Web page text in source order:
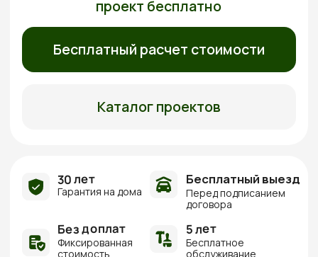
стоимость
5 лет
обслуживание
Бесплатно рассчитаем
стоимость вашего дома